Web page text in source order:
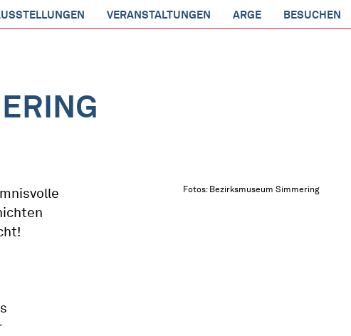
VERANSTALTUNGEN ARGE BESUCHEN
Fotos: Bezirksmuseum Simmering